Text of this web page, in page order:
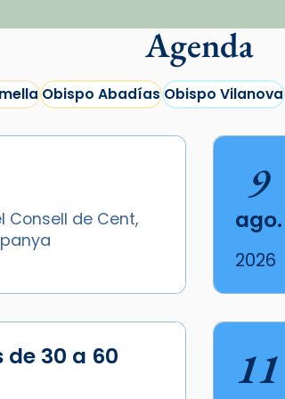
Agenda
Obispo AbadíasObispo Vilanova
Consell de Cent,
9
ago.
2026
30 a 60
11